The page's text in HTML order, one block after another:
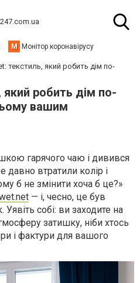
М Монітор коронавірусу
текстиль, який робить дім по-
який робить дім по-
вашим
гарячого чаю і дивився
давно втратили колір і
б не змінити хоча б це?»
— і, чесно, це був
собі: ви заходите на
затишку, ніби хтось
і фактури для вашого